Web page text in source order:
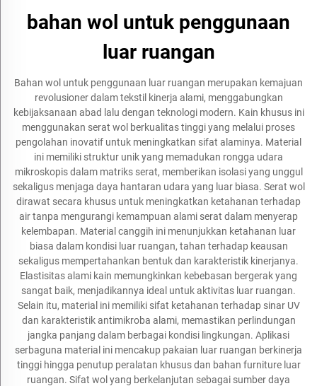
bahan wol untuk penggunaan
luar ruangan
Bahan wol untuk penggunaan luar ruangan merupakan kemajuan
revolusioner dalam tekstil kinerja alami, menggabungkan
kebijaksanaan abad lalu dengan teknologi modern. Kain khusus ini
menggunakan serat wol berkualitas tinggi yang melalui proses
pengolahan inovatif untuk meningkatkan sifat alaminya. Material
ini memiliki struktur unik yang memadukan rongga udara
mikroskopis dalam matriks serat, memberikan isolasi yang unggul
sekaligus menjaga daya hantaran udara yang luar biasa. Serat wol
dirawat secara khusus untuk meningkatkan ketahanan terhadap
air tanpa mengurangi kemampuan alami serat dalam menyerap
kelembapan. Material canggih ini menunjukkan ketahanan luar
biasa dalam kondisi luar ruangan, tahan terhadap keausan
sekaligus mempertahankan bentuk dan karakteristik kinerjanya.
Elastisitas alami kain memungkinkan kebebasan bergerak yang
sangat baik, menjadikannya ideal untuk aktivitas luar ruangan.
Selain itu, material ini memiliki sifat ketahanan terhadap sinar UV
dan karakteristik antimikroba alami, memastikan perlindungan
jangka panjang dalam berbagai kondisi lingkungan. Aplikasi
serbaguna material ini mencakup pakaian luar ruangan berkinerja
tinggi hingga penutup peralatan khusus dan bahan furniture luar
ruangan. Sifat wol yang berkelanjutan sebagai sumber daya